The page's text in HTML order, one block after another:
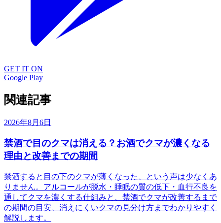
GET IT ON
Google Play
関連記事
2026年8月6日
禁酒で目のクマは消える？お酒でクマが濃くなる
理由と改善までの期間
禁酒すると目の下のクマが薄くなった、という声は少なくあ
りません。アルコールが脱水・睡眠の質の低下・血行不良を
通してクマを濃くする仕組みと、禁酒でクマが改善するまで
の期間の目安、消えにくいクマの見分け方までわかりやすく
解説します。